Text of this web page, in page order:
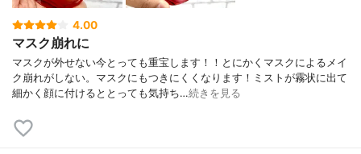
4.00
マスク崩れに
マスクが外せない今とっても重宝します！！とにかくマスクによるメイ
ク崩れがしない。マスクにもつきにくくなります！ミストが霧状に出て
細かく顔に付けるととっても気持ち…続きを見る